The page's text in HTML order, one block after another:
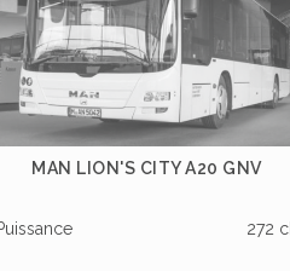
MAN LION'S CITY A20 GNV
272